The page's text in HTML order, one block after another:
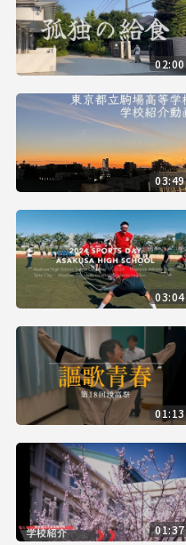
02:00
03:49
03:04
01:13
01:37